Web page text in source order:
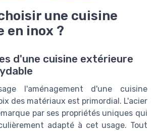
une cuisine
en inox ?
d'une cuisine extérieure
l'aménagement d'une cuisine
des matériaux est primordial. L'acier
par ses propriétés uniques qui
adapté à cet usage. Tout